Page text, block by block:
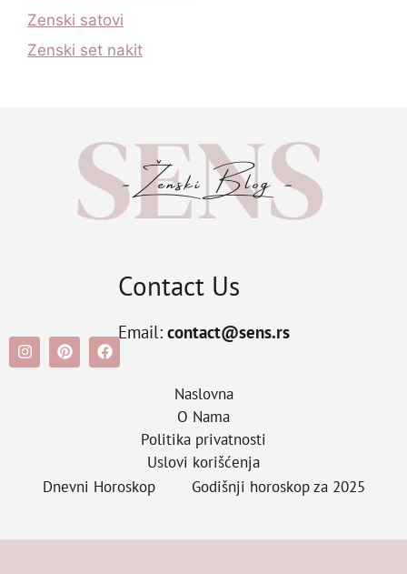
Zenski satovi
Zenski set nakit
Contact Us
Email: contact@sens.rs
Naslovna
O Nama
Politika privatnosti
Uslovi korišćenja
Dnevni Horoskop
Godišnji horoskop za 2025